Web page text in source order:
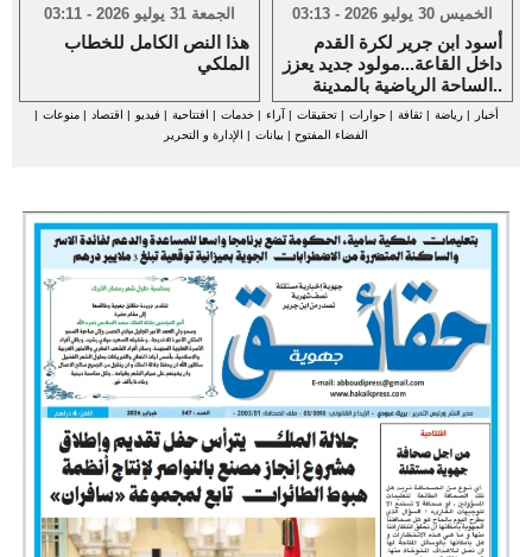
الجمعة 31 يوليو 2026 - 03:11
هذا النص الكامل للخطاب
الملكي
الخميس 30 يوليو 2026 - 03:13
أسود ابن جرير لكرة القدم
داخل القاعة...مولود جديد يعزز
الساحة الرياضية بالمدينة..
أخبار |رياضة |ثقافة |حوارات |تحقيقات | آراء |خدمات | افتتاحية | فيديو | اقتصاد |منوعات |
الفضاء المفتوح | بيانات | الإدارة و التحرير